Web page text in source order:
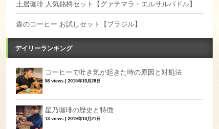
土居珈琲 人気銘柄セット【グァテマラ・エルサルバドル】
森のコーヒー お試しセット【ブラジル】
デイリーランキング
コーヒーで吐き気が起きた時の原因と対処法
58 views |2015年10月28日
星乃珈琲の歴史と特徴
13 views |2019年10月21日